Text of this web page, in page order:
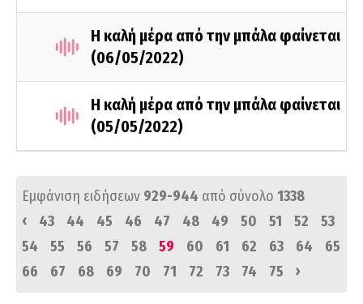
Η καλή μέρα από την μπάλα φαίνεται
(06/05/2022)
Η καλή μέρα από την μπάλα φαίνεται
(05/05/2022)
Εμφάνιση ειδήσεων 929-944 από σύνολο 1338
‹
43 44 45 46 47 48 49 50 51 52
53
54
55 56 57 58 59 60 61 62 63 64
65
66
67 68 69 70 71 72 73 74 75 ›